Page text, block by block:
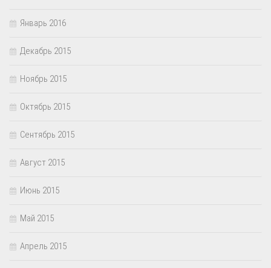
Январь 2016
Декабрь 2015
Ноябрь 2015
Октябрь 2015
Сентябрь 2015
Август 2015
Июнь 2015
Май 2015
Апрель 2015